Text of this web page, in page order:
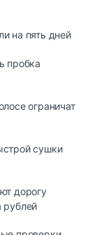
на пять дней
пробка
ограничат
сушки
дорогу
рублей